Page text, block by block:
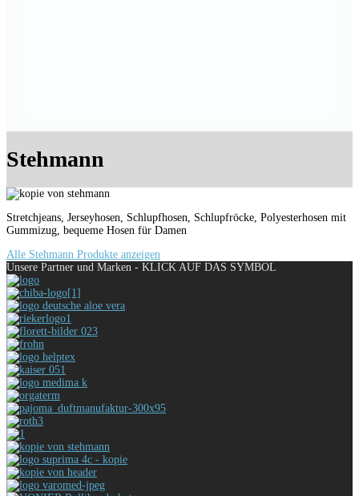
Stehmann
Stretchjeans, Jerseyhosen, Schlupfhosen, Schlupfröcke, Polyesterhosen mit
Gummizug, bequeme Hosen für Damen
Alle Stehmann Produkte anzeigen
Unsere Partner und Marken - KLICK AUF DAS SYMBOL